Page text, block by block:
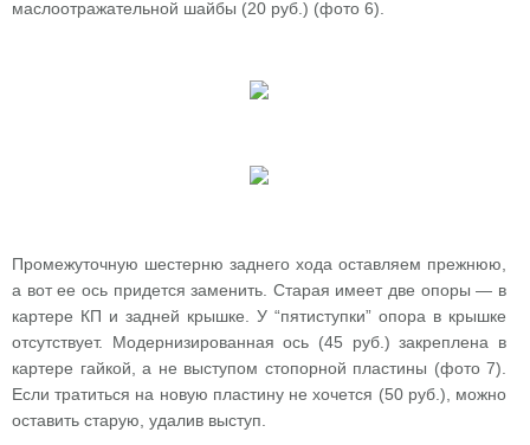
маслоотражательной шайбы (20 руб.) (фото 6).
Промежуточную шестерню заднего хода оставляем прежнюю,
а вот ее ось придется заменить. Старая имеет две опоры — в
картере КП и задней крышке. У “пятиступки” опора в крышке
отсутствует. Модернизированная ось (45 руб.) закреплена в
картере гайкой, а не выступом стопорной пластины (фото 7).
Если тратиться на новую пластину не хочется (50 руб.), можно
оставить старую, удалив выступ.